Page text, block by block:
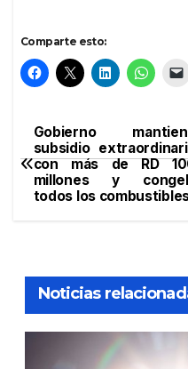
Comparte esto:
Navegación
de
Gobierno
subsidio
con más de RD
millones y
todos los
Noticias